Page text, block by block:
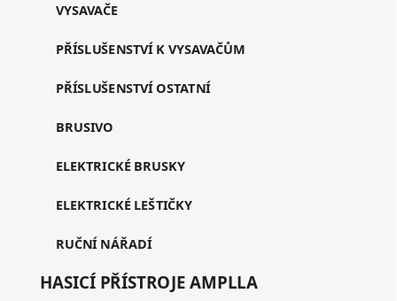
VYSAVAČE
PŘÍSLUŠENSTVÍ K VYSAVAČŮM
PŘÍSLUŠENSTVÍ OSTATNÍ
BRUSIVO
ELEKTRICKÉ BRUSKY
ELEKTRICKÉ LEŠTIČKY
RUČNÍ NÁŘADÍ
HASICÍ PŘÍSTROJE AMPLLA